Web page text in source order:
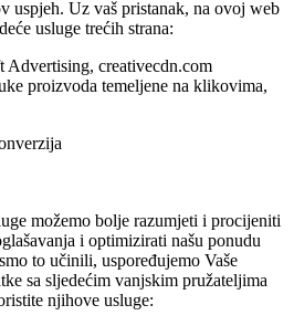
uspjeh. Uz vaš pristanak, na ovoj web
usluge trećih strana:
Advertising, creativecdn.com
proizvoda temeljene na klikovima,
možemo bolje razumjeti i procijeniti
i optimizirati našu ponudu
to učinili, uspoređujemo Vaše
sa sljedećim vanjskim pružateljima
njihove usluge: